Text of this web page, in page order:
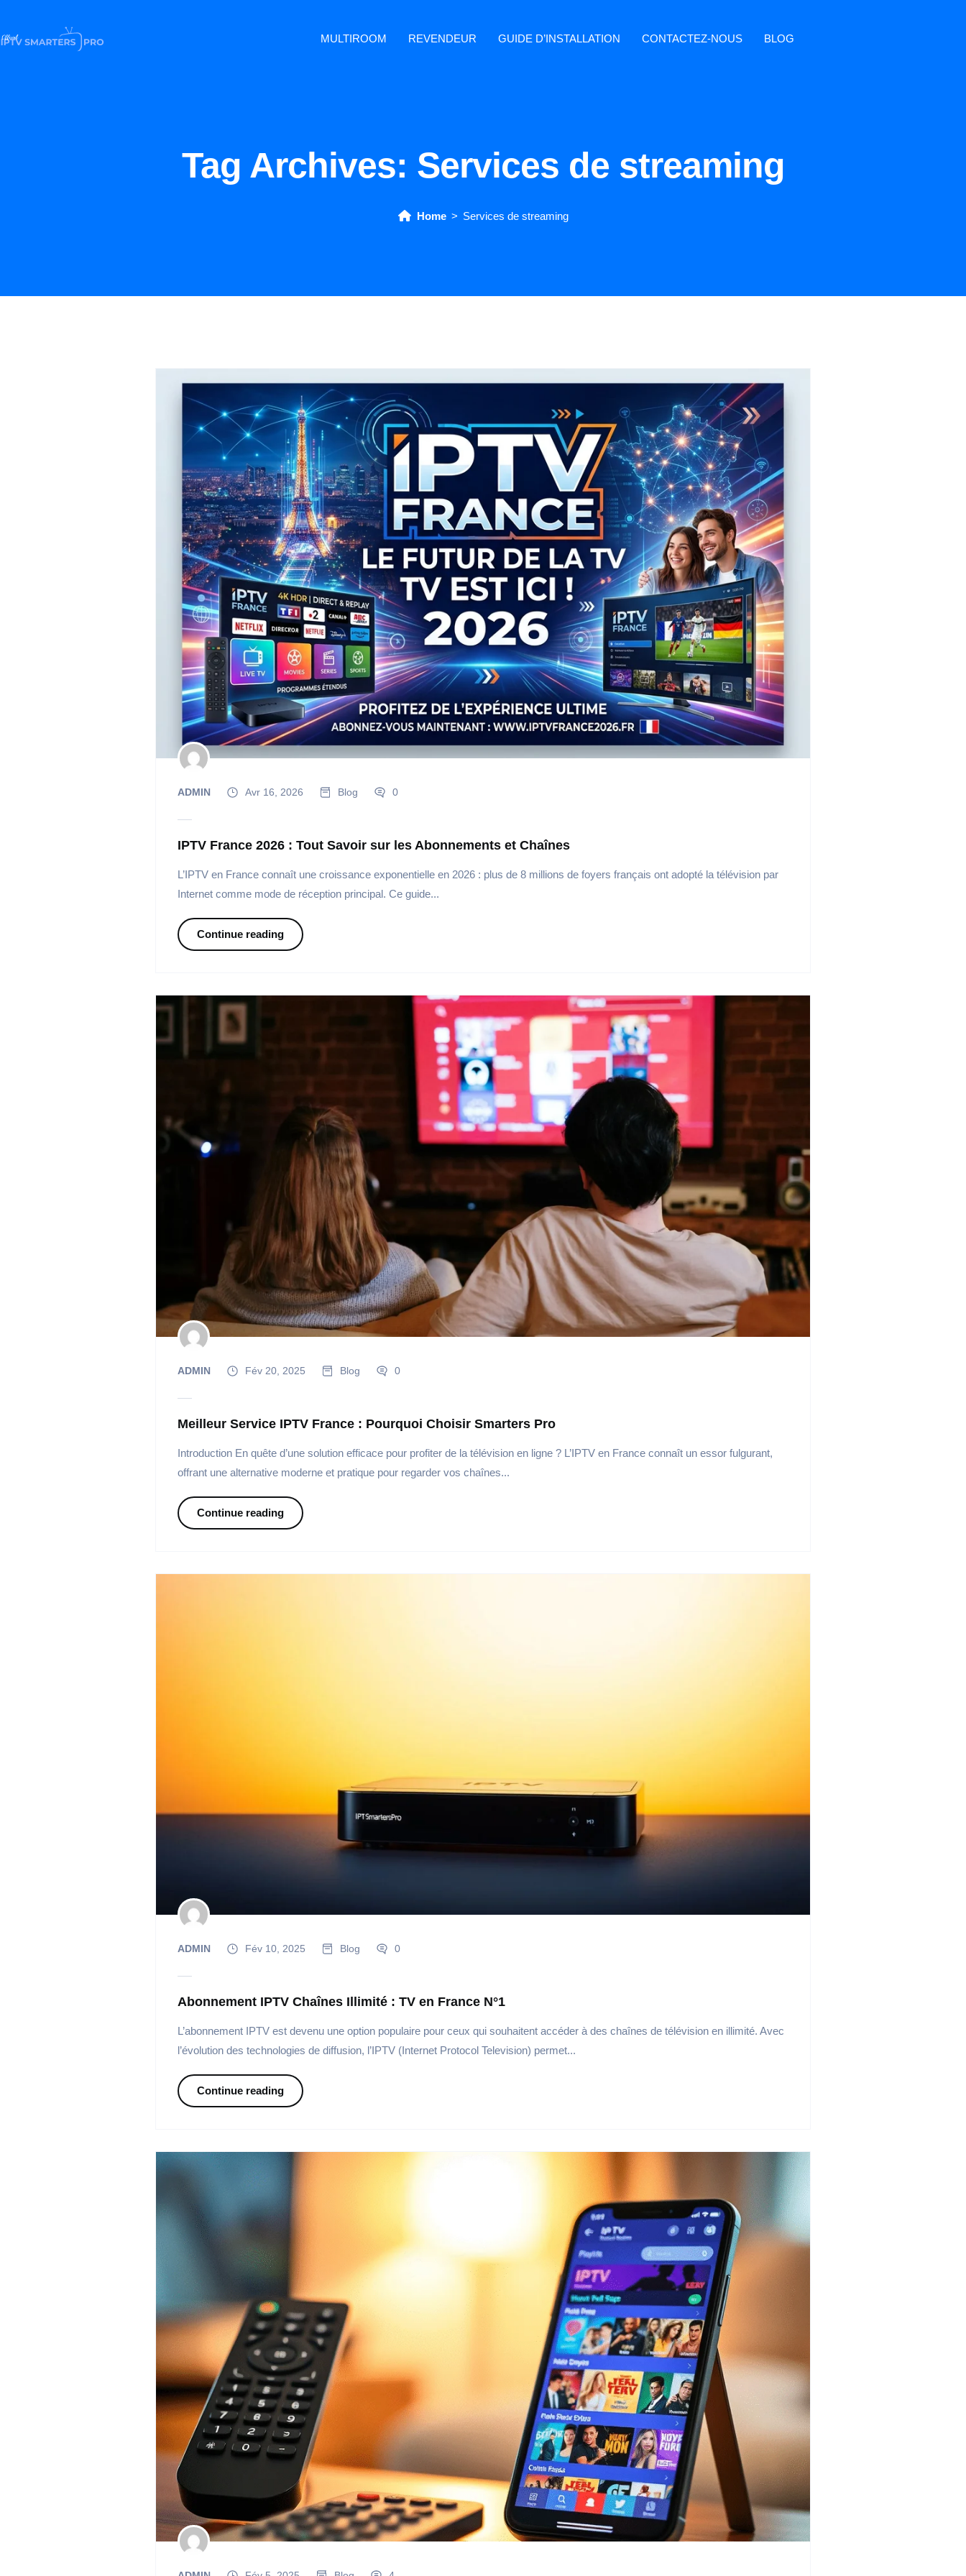
MULTIROOM REVENDEUR GUIDE D’INSTALLATION CONTACTEZ-NOUS BLOG
Tag Archives: Services de streaming
Home Services de streaming
ADMIN Avr 16, 2026 Blog 0
IPTV France 2026 : Tout Savoir sur les Abonnements et Chaînes
L’IPTV en France connaît une croissance exponentielle en 2026 : plus de 8 millions de foyers français ont adopté la télévision par
Internet comme mode de réception principal. Ce guide...
Continue reading
ADMIN Fév 20, 2025 Blog 0
Meilleur Service IPTV France : Pourquoi Choisir Smarters Pro
Introduction En quête d’une solution efficace pour profiter de la télévision en ligne ? L’IPTV en France connaît un essor fulgurant,
offrant une alternative moderne et pratique pour regarder vos chaînes...
Continue reading
ADMIN Fév 10, 2025 Blog 0
Abonnement IPTV Chaînes Illimité : TV en France N°1
L’abonnement IPTV est devenu une option populaire pour ceux qui souhaitent accéder à des chaînes de télévision en illimité. Avec
l’évolution des technologies de diffusion, l’IPTV (Internet Protocol Television) permet...
Continue reading